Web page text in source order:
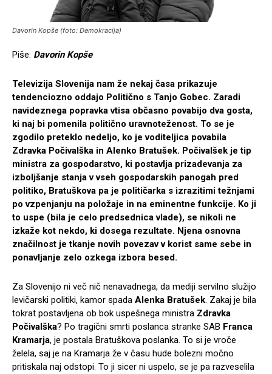
Davorin Kopše (foto: Demokracija)
Piše: Davorin Kopše
Televizija Slovenija nam že nekaj časa prikazuje
tendenciozno oddajo Politično s Tanjo Gobec. Zaradi
navideznega popravka vtisa občasno povabijo dva gosta,
ki naj bi pomenila politično uravnoteženost. To se je
zgodilo preteklo nedeljo, ko je voditeljica povabila
Zdravka Počivalška in Alenko Bratušek. Počivalšek je tip
ministra za gospodarstvo, ki postavlja prizadevanja za
izboljšanje stanja v vseh gospodarskih panogah pred
politiko, Bratuškova pa je političarka s izrazitimi težnjami
po vzpenjanju na položaje in na eminentne funkcije. Ko ji
to uspe (bila je celo predsednica vlade), se nikoli ne
izkaže kot nekdo, ki dosega rezultate. Njena osnovna
značilnost je tkanje novih povezav v korist same sebe in
ponavljanje zelo ozkega izbora besed.
Za Slovenijo ni več nič nenavadnega, da mediji servilno služijo
levičarski politiki, kamor spada Alenka Bratušek. Zakaj je bila
tokrat postavljena ob bok uspešnega ministra Zdravka
Počivalška? Po tragični smrti poslanca stranke SAB Franca
Kramarja, je postala Bratuškova poslanka. To si je vroče
želela, saj je na Kramarja že v času hude bolezni močno
pritiskala naj odstopi. To ji sicer ni uspelo, se je pa razveselila